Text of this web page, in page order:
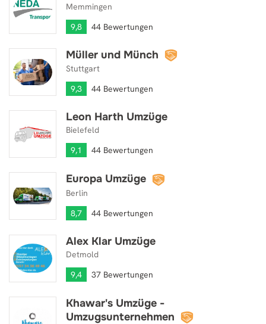
Memmingen
9,8
44 Bewertungen
Müller und Münch
Stuttgart
9,3
44 Bewertungen
Müller und Münch
Leon Harth Umzüge
Bielefeld
9,1
44 Bewertungen
Leon Harth Umzüge
Europa Umzüge
Berlin
8,7
44 Bewertungen
Europa Umzüge
Alex Klar Umzüge
Detmold
9,4
37 Bewertungen
Alex Klar Umzüge
Khawar's Umzüge -
Umzugsunternehmen
Khawar's Umzüge - Umzugsunternehmen